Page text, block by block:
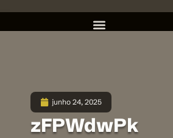
junho 24, 2025
zFPWdwPk